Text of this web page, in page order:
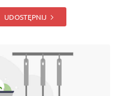
UDOSTĘPNIJ